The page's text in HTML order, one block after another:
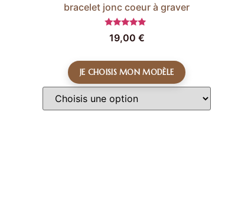
bracelet jonc coeur à graver
Note
5.00
19,00 €
JE CHOISIS MON MODÈLE